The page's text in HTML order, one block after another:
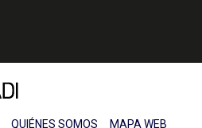
QUIÉNES SOMOS MAPA WEB